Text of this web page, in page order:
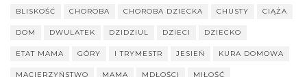
BLISKOŚĆ CHOROBA CHOROBA DZIECKA CHUSTY CIĄŻA
DOM DWULATEK DZIDZIUL DZIECI DZIECKO
ETAT MAMA GÓRY I TRYMESTR JESIEŃ KURA DOMOWA
MACIERZYŃSTWO MAMA MDŁOŚCI MIŁOŚĆ